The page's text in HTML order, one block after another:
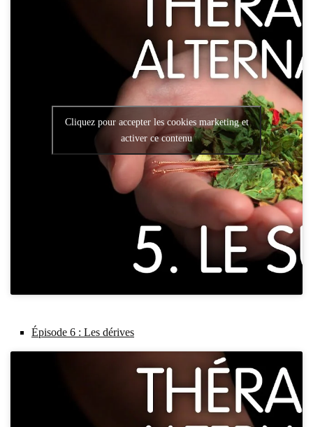
Cliquez pour accepter les cookies marketing et
activer ce contenu
Épi­sode 6 : Les dérives